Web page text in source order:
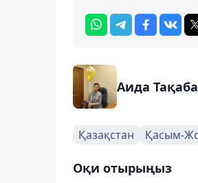
Аида
Қазақстан Қасым-
Оқи отырыңыз